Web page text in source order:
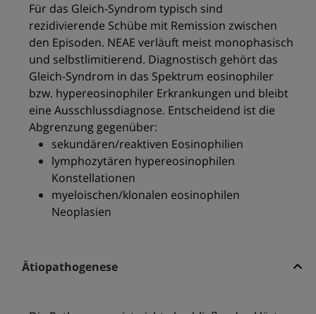
Für das Gleich-Syndrom typisch sind
rezidivierende Schübe mit Remission zwischen
den Episoden. NEAE verläuft meist monophasisch
und selbstlimitierend. Diagnostisch gehört das
Gleich-Syndrom in das Spektrum eosinophiler
bzw. hypereosinophiler Erkrankungen und bleibt
eine Ausschlussdiagnose. Entscheidend ist die
Abgrenzung gegenüber:
sekundären/reaktiven Eosinophilien
lymphozytären hypereosinophilen
Konstellationen
myeloischen/klonalen eosinophilen
Neoplasien
Ätiopathogenese